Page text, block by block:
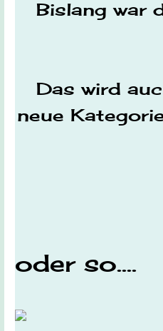
Bislang war
Das wird
neue
oder so....